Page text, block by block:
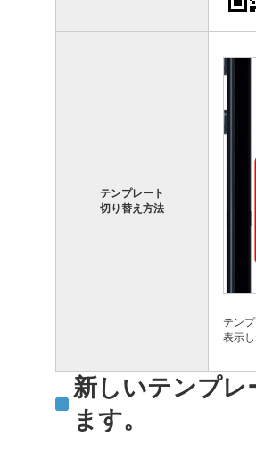
テンプレート
切り替え方法
テン
表示
新しいテンプレ
ます。